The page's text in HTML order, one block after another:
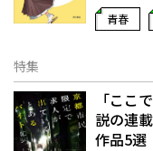
青春
特集
「ここ
説の連
作品5選